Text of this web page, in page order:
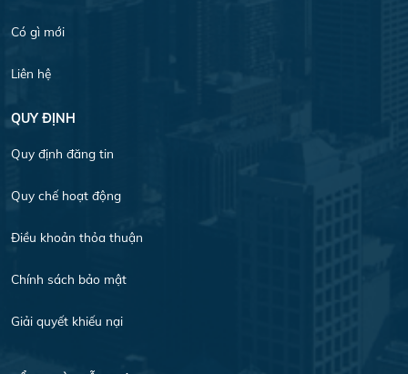
Có gì mới
Liên hệ
QUY ĐỊNH
Quy định đăng tin
Quy chế hoạt động
Điều khoản thỏa thuận
Chính sách bảo mật
Giải quyết khiếu nại